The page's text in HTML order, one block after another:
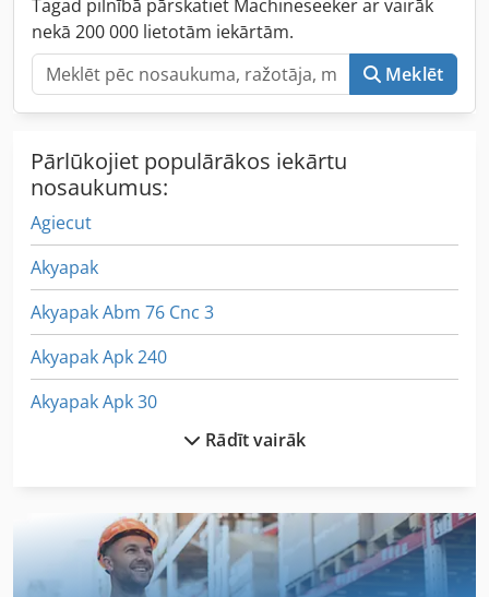
Tagad pilnībā pārskatiet Machineseeker ar vairāk
nekā 200 000 lietotām iekārtām.
Meklēt
Pārlūkojiet populārākos iekārtu
nosaukumus:
Agiecut
Akyapak
Akyapak Abm 76 Cnc 3
Akyapak Apk 240
Akyapak Apk 30
Anayak Cnc
Auerbach
Rādīt vairāk